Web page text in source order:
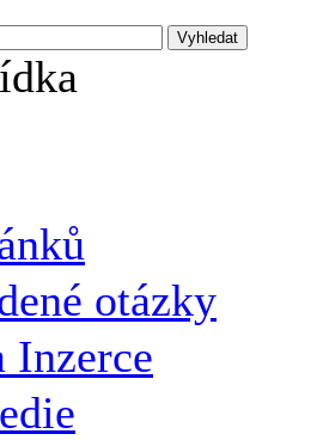
otázky
Inzerce